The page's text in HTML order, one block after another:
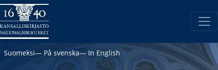
Suomeksi― På svenska― In English